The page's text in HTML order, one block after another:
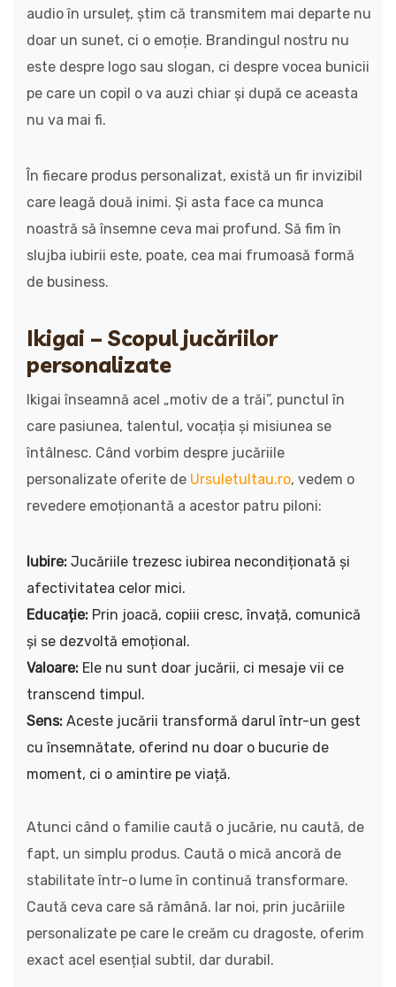
audio în ursuleț, știm că transmitem mai departe nu
doar un sunet, ci o emoție. Brandingul nostru nu
este despre logo sau slogan, ci despre vocea bunicii
pe care un copil o va auzi chiar și după ce aceasta
nu va mai fi.
În fiecare produs personalizat, există un fir invizibil
care leagă două inimi. Și asta face ca munca
noastră să însemne ceva mai profund. Să fim în
slujba iubirii este, poate, cea mai frumoasă formă
de business.
Ikigai – Scopul jucăriilor
personalizate
Ikigai înseamnă acel „motiv de a trăi”, punctul în
care pasiunea, talentul, vocația și misiunea se
întâlnesc. Când vorbim despre jucăriile
personalizate oferite de Ursuletultau.ro, vedem o
revedere emoționantă a acestor patru piloni:
Iubire: Jucăriile trezesc iubirea necondiționată și
afectivitatea celor mici.
Educație: Prin joacă, copiii cresc, învață, comunică
și se dezvoltă emoțional.
Valoare: Ele nu sunt doar jucării, ci mesaje vii ce
transcend timpul.
Sens: Aceste jucării transformă darul într-un gest
cu însemnătate, oferind nu doar o bucurie de
moment, ci o amintire pe viață.
Atunci când o familie caută o jucărie, nu caută, de
fapt, un simplu produs. Caută o mică ancoră de
stabilitate într-o lume în continuă transformare.
Caută ceva care să rămână. Iar noi, prin jucăriile
personalizate pe care le creăm cu dragoste, oferim
exact acel esențial subtil, dar durabil.